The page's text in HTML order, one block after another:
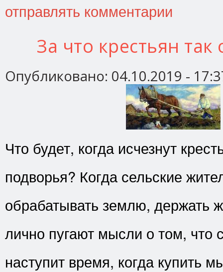
отправлять комментарии
За что крестьян так
Опубликовано: 04.10.2019 -
Что будет, когда исчезнут
подворья? Когда сельские
обрабатывать землю, держать
лично пугают мысли о том, что
наступит время, когда купить